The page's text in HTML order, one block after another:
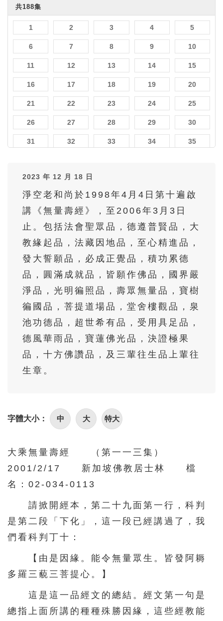
共188集
1 2 3 4 5
6 7 8 9 10
11 12 13 14 15
16 17 18 19 20
21 22 23 24 25
26 27 28 29 30
31 32 33 34 35
41 42
46 47 48 49 50
51 52 53
61 62 63 64
66 67 68 69 70
71 72 73 74 75
76 77 78 79 80
86 87 88 89 90
91
103
107 108
116 118 119 120
121 122
126 127 128 129 130
131 132 133 134 135
136 137
141 142 143 144 145
146 147
151 152 153 154 155
156 157 158 159 160
2023 年 12 月 18 日
淨空老和尚於1998年4月4日第十遍啟
講《無量壽經》，至2006年3月3日
止。包括法會聖眾品，德遵普賢品，大
教緣起品，法藏因地品，至心精進品，
發大誓願品，必成正覺品，積功累德
品，圓滿成就品，皆願作佛品，國界嚴
淨品，光明徧照品，壽眾無量品，寶樹
徧國品，菩提道場品，堂舍樓觀品，泉
池功德品，超世希有品，受用具足品，
德風華雨品，寶蓮佛光品，決證極果
品，十方佛讚品，及三輩往生品上輩往
生章。
字體大小： 中 大 特大
大乘無量壽經 （第一一三集）
2001/2/17 新加坡佛教居士林 檔
名：02-034-0113
請掀開經本，第二十九面第一行，科判
是第二段「下化」，這一段已經講過了，我
們看科判丁十：
【由是因緣。能令無量眾生。皆發阿耨
多羅三藐三菩提心。】
這是這一品經文的總結。經文第一句是
總指上面所講的種種殊勝因緣，這些經教能